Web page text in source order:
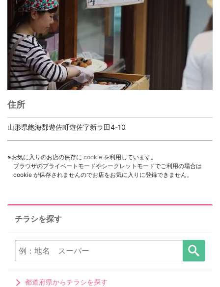
住所
山形県飽海郡遊佐町遊佐字新ラ田4-10
※お気に入りのお店の保存に cookie を利用しています。
ブラウザのプライベートモードやシークレットモードでご利用の場合は
cookie が保存されませんのでお店をお気に入りに登録できません。
チラシを探す
都道府県からチラシを探す